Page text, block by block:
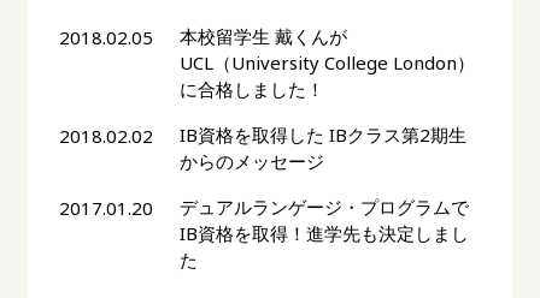
2018.02.05
本校留学生 戴くんが
UCL（University College London）
に合格しました！
2018.02.02
IB資格を取得した IBクラス第2期生
からのメッセージ
2017.01.20
デュアルランゲージ・プログラムで
IB資格を取得！進学先も決定しまし
た